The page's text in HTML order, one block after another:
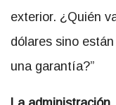
exterior. ¿Quién
dólares sino
una garantía?”